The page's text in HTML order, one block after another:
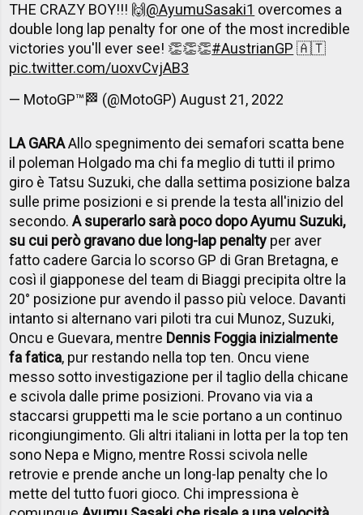
THE CRAZY BOY!!! 🙌@AyumuSasaki1 overcomes a
double long lap penalty for one of the most incredible
victories you'll ever see! 👏👏👏#AustrianGP 🇦🇹
pic.twitter.com/uoxvCvjAB3
— MotoGP™🏁 (@MotoGP)August 21, 2022
LA GARAAllo spegnimento dei semafori scatta bene
il poleman Holgado ma chi fa meglio di tutti il primo
giro è Tatsu Suzuki, che dalla settima posizione balza
sulle prime posizioni e si prende la testa all'inizio del
secondo.A superarlo sarà poco dopo Ayumu Suzuki,
su cui però gravano due long-lap penalty per aver
fatto cadere Garcia lo scorso GP di Gran Bretagna, e
così il giapponese del team di Biaggi precipita oltre la
20° posizione pur avendo il passo più veloce. Davanti
intanto si alternano vari piloti tra cui Munoz, Suzuki,
Oncu e Guevara, mentre Dennis Foggia inizialmente
fa fatica, pur restando nella top ten. Oncu viene
messo sotto investigazione per il taglio della chicane
e scivola dalle prime posizioni. Provano via via a
staccarsi gruppetti ma le scie portano a un continuo
ricongiungimento. Gli altri italiani in lotta per la top ten
sono Nepa e Migno, mentre Rossi scivola nelle
retrovie e prende anche un long-lap penalty che lo
mette del tutto fuori gioco. Chi impressiona è